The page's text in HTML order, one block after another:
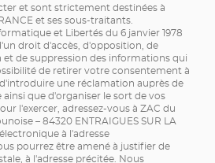
et sont strictement destinées à
et ses sous-traitants.
et Libertés du 6 janvier 1978
droit d'accès, d'opposition, de
de suppression des informations qui
de retirer votre consentement à
une réclamation auprès de
que d'organiser le sort de vos
l'exercer, adressez-vous à ZAC du
– 84320 ENTRAIGUES SUR LA
à l'adresse
pourrez être amené à justifier de
à l'adresse précitée. Nous